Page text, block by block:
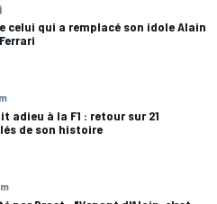
celui qui a remplacé son idole Alain
adieu à la F1 : retour sur 21
de son histoire
m